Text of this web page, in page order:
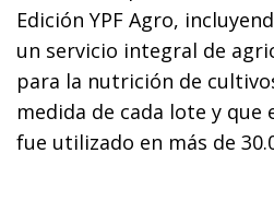
Edición YPF Agro,
un servicio integral de
para la nutrición de
medida de cada lote y que
fue utilizado en más de